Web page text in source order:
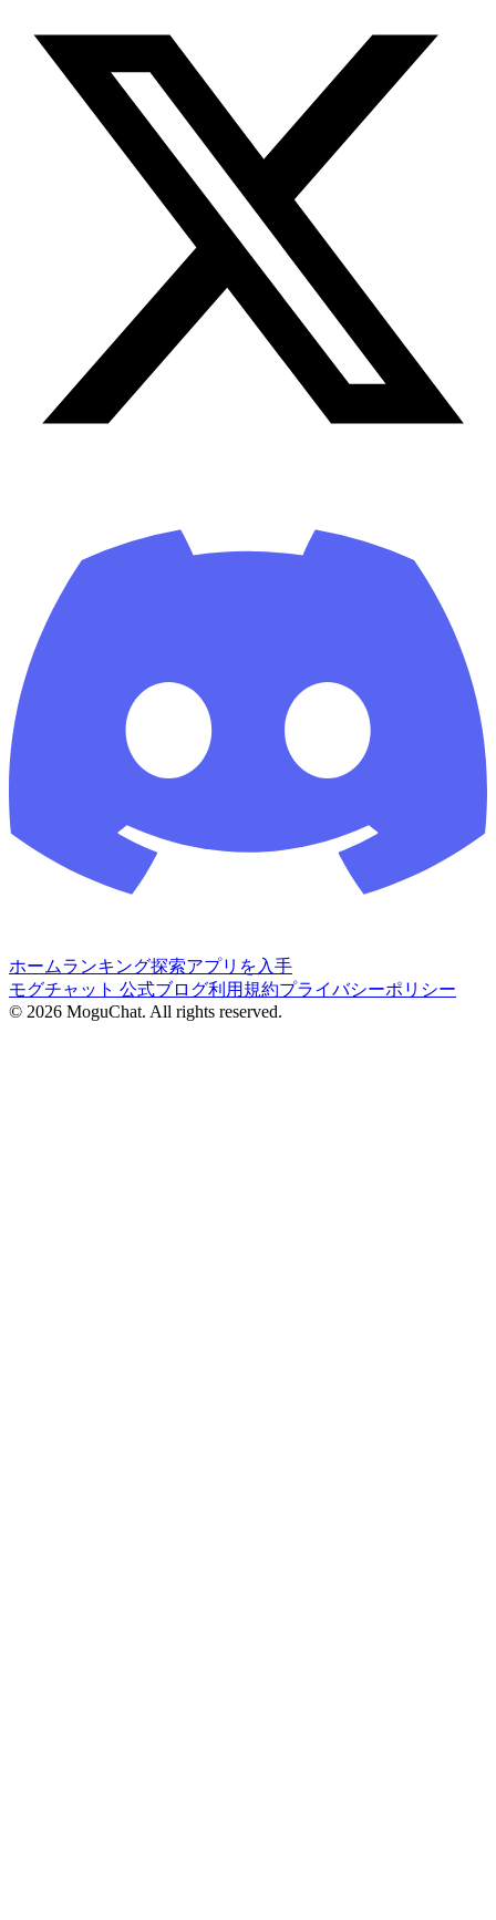
ホームランキング探索アプリを入手
モグチャット 公式ブログ利用規約プライバシーポリシー
© 2026 MoguChat. All rights reserved.